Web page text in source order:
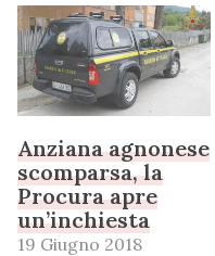
Anziana agnonese
scomparsa, la
Procura apre
un’inchiesta
19 Giugno 2018